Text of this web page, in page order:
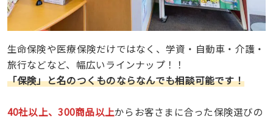
生命保険や医療保険だけではなく、学資・自動車・介護・
旅行などなど、幅広いラインナップ！！
「保険」と名のつくものならなんでも相談可能です！
40社以上、300商品以上からお客さまに合った保険選びの